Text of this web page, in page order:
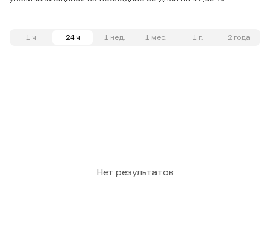
1 ч 24 ч 1 нед. 1 мес. 1 г. 2 года
Нет результатов